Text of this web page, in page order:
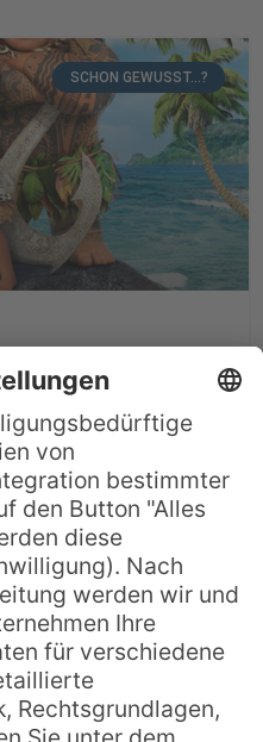
SCHON GEWUSST...?
der Lupe
obgleich von den
ganz
Arielle die
Vaiana erzählt
in die
vor